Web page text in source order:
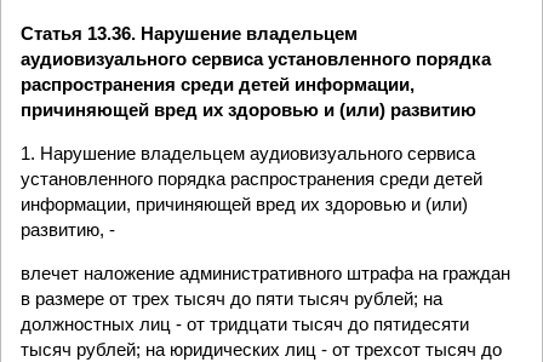
Статья 13.36. Нарушение владельцем
аудиовизуального сервиса установленного порядка
распространения среди детей информации,
причиняющей вред их здоровью и (или) развитию
1. Нарушение владельцем аудиовизуального сервиса
установленного порядка распространения среди детей
информации, причиняющей вред их здоровью и (или)
развитию, -
влечет наложение административного штрафа на граждан
в размере от трех тысяч до пяти тысяч рублей; на
должностных лиц - от тридцати тысяч до пятидесяти
тысяч рублей; на юридических лиц - от трехсот тысяч до